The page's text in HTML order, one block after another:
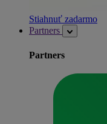
Stiahnuť zadarmo
Partners
Partners